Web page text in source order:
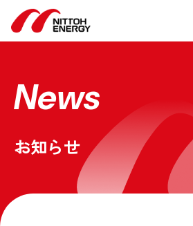
ブランドメッセージ
事業紹介
お問い合わせ
サービスサイト
News
お知らせ